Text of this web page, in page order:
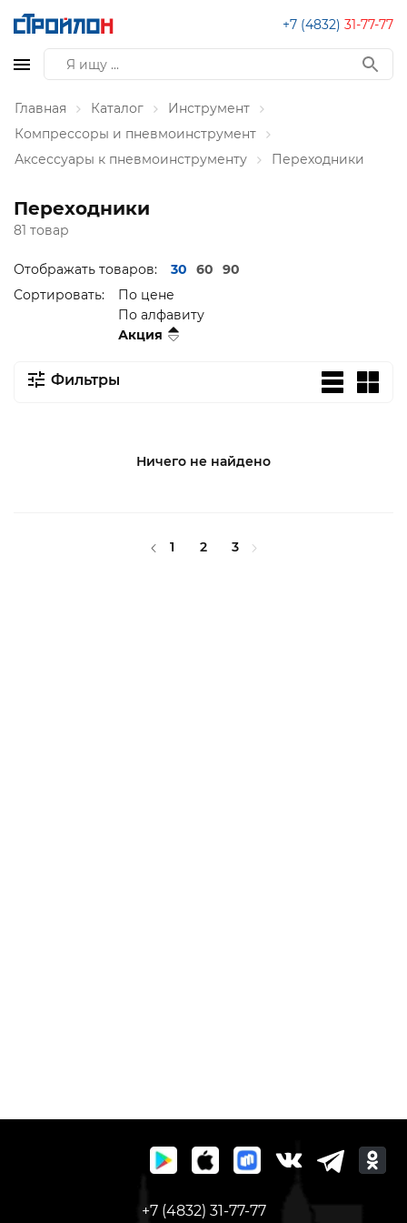
+7 (4832) 31-77-77
Главная Каталог
Инструмент
Компрессоры и пневмоинструмент
Аксессуары к пневмоинструменту
Переходники
Переходники
81 товар
Отображать товаров: 30 60
90
Сортировать:
По цене
По алфавиту
Акция
Фильтры
Ничего не найдено
1 2 3
+7 (4832) 31-77-77